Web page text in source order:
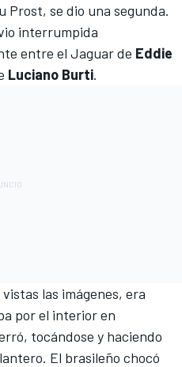
Prost, se dio una segunda.
interrumpida
entre el Jaguar de Eddie
Luciano Burti.
las imágenes, era
por el interior en
tocándose y haciendo
El brasileño chocó